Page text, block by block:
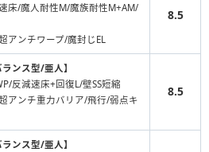
床/魔人耐性M/魔族耐性M+AM/
アンチワープ/魔封じEL
8.5
ランス型/亜人】
反減速床+回復L/壁SS短縮
アンチ重力バリア/飛行/弱点キ
8.5
ランス型/亜人】